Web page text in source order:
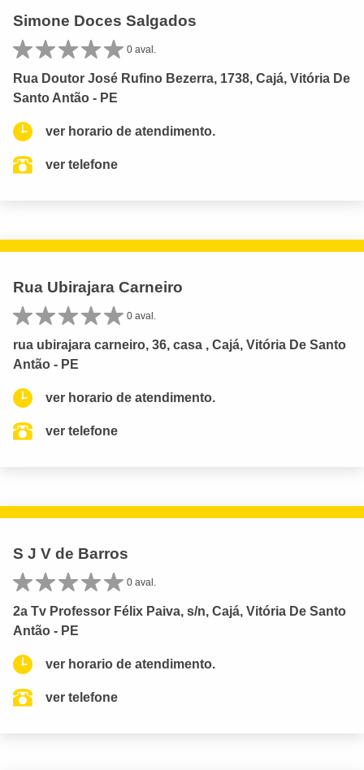
Simone Doces Salgados
0 aval.
Rua Doutor José Rufino Bezerra, 1738, Cajá, Vitória De
Santo Antão - PE
ver horario de atendimento.
ver telefone
Rua Ubirajara Carneiro
0 aval.
rua ubirajara carneiro, 36, casa , Cajá, Vitória De Santo
Antão - PE
ver horario de atendimento.
ver telefone
S J V de Barros
0 aval.
2a Tv Professor Félix Paiva, s/n, Cajá, Vitória De Santo
Antão - PE
ver horario de atendimento.
ver telefone